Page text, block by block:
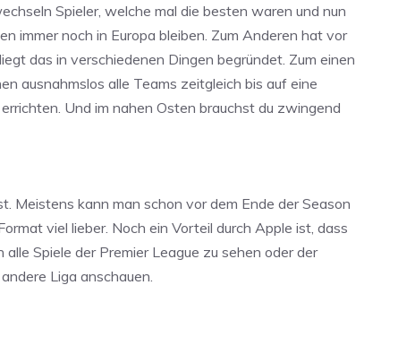
Spieler, welche mal die besten waren und nun
immer noch in Europa bleiben. Zum Anderen hat vor
das in verschiedenen Dingen begründet. Zum einen
ausnahmslos alle Teams zeitgleich bis auf eine
Und im nahen Osten brauchst du zwingend
Meistens kann man schon vor dem Ende der Season
viel lieber. Noch ein Vorteil durch Apple ist, dass
Spiele der Premier League zu sehen oder der
Liga anschauen.